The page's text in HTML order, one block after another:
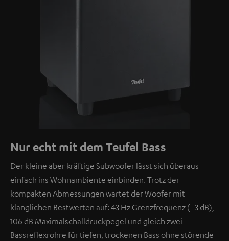
Nur echt mit dem Teufel Bass
Der kleine aber kräftige Subwoofer lässt sich überaus
einfach ins Wohnambiente einbinden. Trotz der
kompakten Abmessungen wartet der Woofer mit
klanglichen Bestwerten auf: 43 Hz Grenzfrequenz (- 3 dB),
106 dB Maximalschalldruckpegel und gleich zwei
Bassreflexrohre für tiefen, trockenen Bass ohne störende